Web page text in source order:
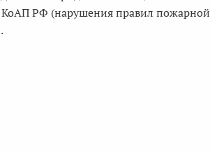
КоАП РФ (нарушения правил пожарной